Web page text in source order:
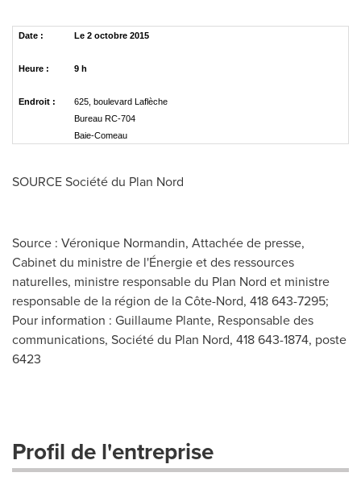
Date : Le 2 octobre 2015
Heure : 9 h
Endroit :
625, boulevard Laflèche
Bureau RC-704
Baie-Comeau
SOURCE Société du Plan Nord
Source : Véronique Normandin, Attachée de presse,
Cabinet du ministre de l'Énergie et des ressources
naturelles, ministre responsable du Plan Nord et ministre
responsable de la région de la Côte-Nord, 418 643-7295;
Pour information : Guillaume Plante, Responsable des
communications, Société du Plan Nord, 418 643-1874, poste
6423
Profil de l'entreprise